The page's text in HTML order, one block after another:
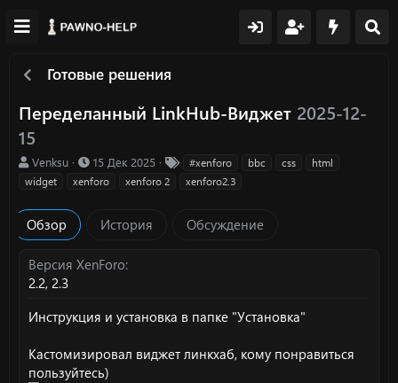
Готовые решения
Переделанный LinkHub-Виджет 2025-12-
15
А
в
о
р
Venksu
Д
а
д
и
15 Дек 2025
е
#xenforo bbc css
html
widget
xenforo xenforo 2 xenforo2.3
Обзор История Обсуждение
Версия XenForo
2.2 2.3
Инструкция и установка в папке "Установка"
Кастомизировал виджет линкхаб, кому понравиться
пользуйтесь)